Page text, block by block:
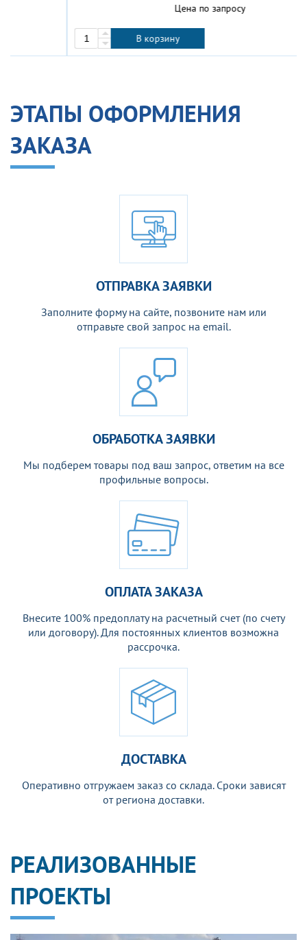
Цена по запросу
В корзину
ЭТАПЫ ОФОРМЛЕНИЯ
ЗАКАЗА
ОТПРАВКА ЗАЯВКИ
Заполните форму на сайте, позвоните нам или
отправьте свой запрос на email.
ОБРАБОТКА ЗАЯВКИ
Мы подберем товары под ваш запрос, ответим на все
профильные вопросы.
ОПЛАТА ЗАКАЗА
Внесите 100% предоплату на расчетный счет (по счету
или договору). Для постоянных клиентов возможна
рассрочка.
ДОСТАВКА
Оперативно отгружаем заказ со склада. Сроки зависят
от региона доставки.
РЕАЛИЗОВАННЫЕ
ПРОЕКТЫ